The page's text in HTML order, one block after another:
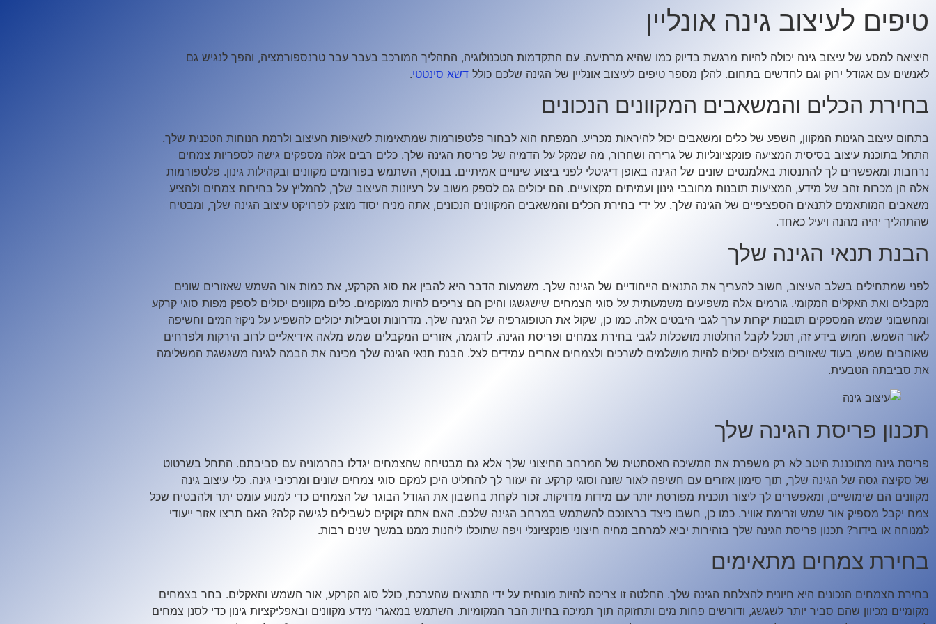
טיפים לעיצוב גינה אונליין
היציאה למסע של עיצוב גינה יכולה להיות מרגשת בדיוק כמו שהיא מרתיעה. עם התקדמות הטכנולוגיה, התהליך המורכב בעבר עבר טרנספורמציה, והפך לנגיש גם
לאנשים עם אגודל ירוק וגם לחדשים בתחום. להלן מספר טיפים לעיצוב אונליין של הגינה שלכם כולל דשא סינטטי.
בחירת הכלים והמשאבים המקוונים הנכונים
בתחום עיצוב הגינות המקוון, השפע של כלים ומשאבים יכול להיראות מכריע. המפתח הוא לבחור פלטפורמות שמתאימות לשאיפות העיצוב ולרמת הנוחות הטכנית שלך.
התחל בתוכנת עיצוב בסיסית המציעה פונקציונליות של גרירה ושחרור, מה שמקל על הדמיה של פריסת הגינה שלך. כלים רבים אלה מספקים גישה לספריות צמחים
נרחבות ומאפשרים לך להתנסות באלמנטים שונים של הגינה באופן דיגיטלי לפני ביצוע שינויים אמיתיים. בנוסף, השתמש בפורומים מקוונים ובקהילות גינון. פלטפורמות
אלה הן מכרות זהב של מידע, המציעות תובנות מחובבי גינון ועמיתים מקצועיים. הם יכולים גם לספק משוב על רעיונות העיצוב שלך, להמליץ על בחירות צמחים ולהציע
משאבים המותאמים לתנאים הספציפיים של הגינה שלך. על ידי בחירת הכלים והמשאבים המקוונים הנכונים, אתה מניח יסוד מוצק לפרויקט עיצוב הגינה שלך, ומבטיח
שהתהליך יהיה מהנה ויעיל כאחד.
הבנת תנאי הגינה שלך
לפני שמתחילים בשלב העיצוב, חשוב להעריך את התנאים הייחודיים של הגינה שלך. משמעות הדבר היא להבין את סוג הקרקע, את כמות אור השמש שאזורים שונים
מקבלים ואת האקלים המקומי. גורמים אלה משפיעים משמעותית על סוגי הצמחים שישגשגו והיכן הם צריכים להיות ממוקמים. כלים מקוונים יכולים לספק מפות סוגי קרקע
ומחשבוני שמש המספקים תובנות יקרות ערך לגבי היבטים אלה. כמו כן, שקול את הטופוגרפיה של הגינה שלך. מדרונות וטבילות יכולים להשפיע על ניקוז המים וחשיפה
לאור השמש. חמוש בידע זה, תוכל לקבל החלטות מושכלות לגבי בחירת צמחים ופריסת הגינה. לדוגמה, אזורים המקבלים שמש מלאה אידיאליים לרוב הירקות ולפרחים
שאוהבים שמש, בעוד שאזורים מוצלים יכולים להיות מושלמים לשרכים ולצמחים אחרים עמידים לצל. הבנת תנאי הגינה שלך מכינה את הבמה לגינה משגשגת המשלימה
את סביבתה הטבעית.
תכנון פריסת הגינה שלך
פריסת גינה מתוכננת היטב לא רק משפרת את המשיכה האסתטית של המרחב החיצוני שלך אלא גם מבטיחה שהצמחים יגדלו בהרמוניה עם סביבתם. התחל בשרטוט
של סקיצה גסה של הגינה שלך, תוך סימון אזורים עם חשיפה לאור שונה וסוגי קרקע. זה יעזור לך להחליט היכן למקם סוגי צמחים שונים ומרכיבי גינה. כלי עיצוב גינה
מקוונים הם שימושיים, ומאפשרים לך ליצור תוכנית מפורטת יותר עם מידות מדויקות. זכור לקחת בחשבון את הגודל הבוגר של הצמחים כדי למנוע עומס יתר ולהבטיח שכל
צמח יקבל מספיק אור שמש וזרימת אוויר. כמו כן, חשבו כיצד ברצונכם להשתמש במרחב הגינה שלכם. האם אתם זקוקים לשבילים לגישה קלה? האם תרצו אזור ייעודי
למנוחה או בידור? תכנון פריסת הגינה שלך בזהירות יביא למרחב מחיה חיצוני פונקציונלי ויפה שתוכלו ליהנות ממנו במשך שנים רבות.
בחירת צמחים מתאימים
בחירת הצמחים הנכונים היא חיונית להצלחת הגינה שלך. החלטה זו צריכה להיות מונחית על ידי התנאים שהערכת, כולל סוג הקרקע, אור השמש והאקלים. בחר בצמחים
מקומיים מכיוון שהם סביר יותר לשגשג, ודורשים פחות מים ותחזוקה תוך תמיכה בחיות הבר המקומיות. השתמש במאגרי מידע מקוונים ובאפליקציות גינון כדי לסנן צמחים